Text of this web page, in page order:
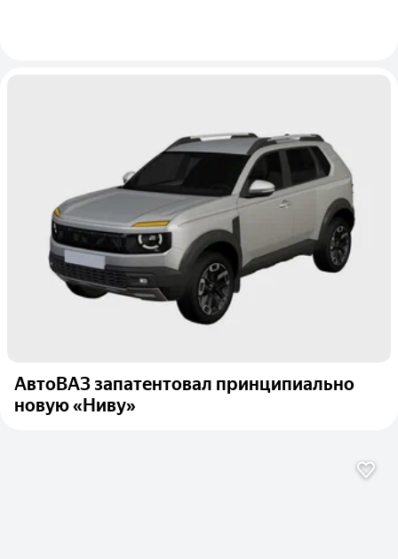
АвтоВАЗ запатентовал принципиально
новую «Ниву»